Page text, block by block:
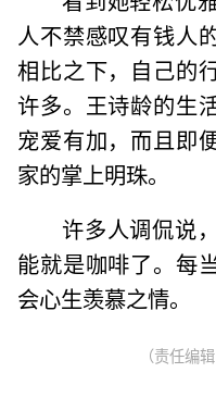
人不禁感叹有钱人
相比之下，自己的
许多。王诗龄的生
宠爱有加，而且即
家的掌上明珠。
许多人调侃说
能就是咖啡了。每
会心生羡慕之情。
（责任编